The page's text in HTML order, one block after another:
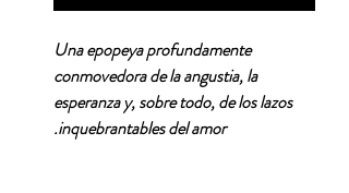
Una epopeya profundamente
conmovedora de la angustia, la
esperanza y, sobre todo, de los lazos
inquebrantables del amor.